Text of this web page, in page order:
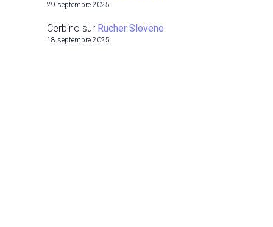
29 septembre 2025
Cerbino sur Rucher Slovene
18 septembre 2025